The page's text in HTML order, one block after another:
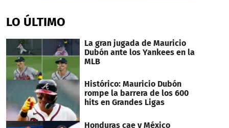
of
22
LO ÚLTIMO
La gran jugada de Mauricio
Dubón ante los Yankees en la
MLB
Histórico: Mauricio Dubón
rompe la barrera de los 600
hits en Grandes Ligas
Honduras cae y México